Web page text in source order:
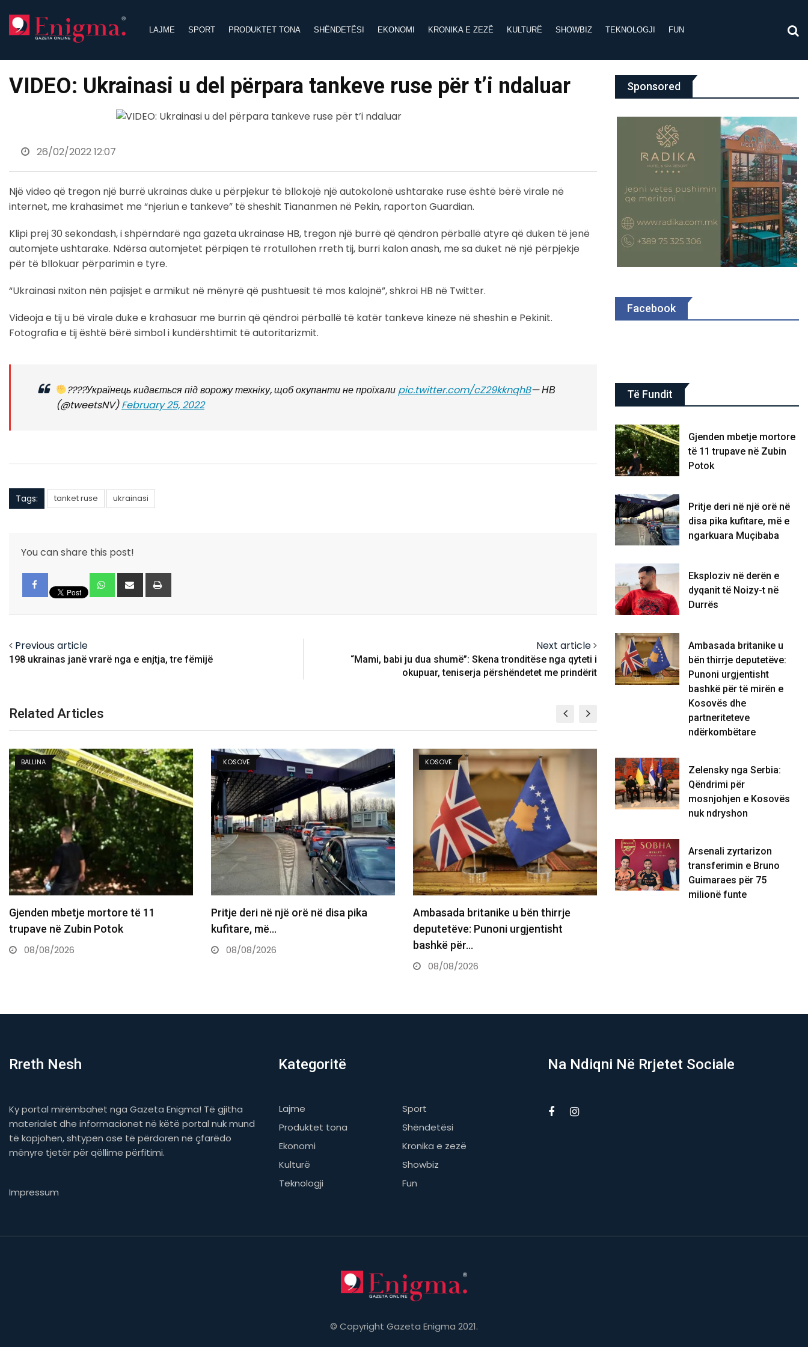
content
LAJME SPORT PRODUKTET TONA SHËNDETËSI EKONOMI KRONIKA E ZEZË KULTURË SHOWBIZ TEKNOLOGJI FUN
VIDEO: Ukrainasi u del përpara tankeve ruse për t’i ndaluar
26/02/2022 12:07
Një video që tregon një burrë ukrainas duke u përpjekur të bllokojë një autokolonë ushtarake ruse është bërë virale në
internet, me krahasimet me “njeriun e tankeve” të sheshit Tiananmen në Pekin, raporton Guardian.
Klipi prej 30 sekondash, i shpërndarë nga gazeta ukrainase HB, tregon një burrë që qëndron përballë atyre që duken të jenë
automjete ushtarake. Ndërsa automjetet përpiqen të rrotullohen rreth tij, burri kalon anash, me sa duket në një përpjekje
për të bllokuar përparimin e tyre.
“Ukrainasi nxiton nën pajisjet e armikut në mënyrë që pushtuesit të mos kalojnë”, shkroi HB në Twitter.
Videoja e tij u bë virale duke e krahasuar me burrin që qëndroi përballë të katër tankeve kineze në sheshin e Pekinit.
Fotografia e tij është bërë simbol i kundërshtimit të autoritarizmit.
????Українець кидається під ворожу техніку, щоб окупанти не проїхали pic.twitter.com/cZ29kknqhB— НВ
(@tweetsNV)February 25, 2022
Tags: tanket ruse ukrainasi
You can share this post!
Whatsapp
Share
via
Previous article
198 ukrainas janë vrarë nga e enjtja, tre fëmijë
Next article
“Mami, babi ju dua shumë”: Skena tronditëse nga qyteti i
okupuar, teniserja përshëndetet me prindërit
Related Articles
BALLINA
Gjenden mbetje mortore të 11
trupave në Zubin Potok
08/08/2026
KOSOVË
Pritje deri në një orë në disa pika
kufitare, më…
08/08/2026
KOSOVË
Ambasada britanike u bën thirrje
deputetëve: Punoni urgjentisht
bashkë për…
08/08/2026
LAJME
Sponsored
Facebook
Të Fundit
Gjenden mbetje mortore
të 11 trupave në Zubin
Potok
Pritje deri në një orë në
disa pika kufitare, më e
ngarkuara Muçibaba
Eksploziv në derën e
dyqanit të Noizy-t në
Durrës
Ambasada britanike u
bën thirrje deputetëve:
Punoni urgjentisht
bashkë për të mirën e
Kosovës dhe
partneriteteve
ndërkombëtare
Zelensky nga Serbia:
Qëndrimi për
mosnjohjen e Kosovës
nuk ndryshon
Arsenali zyrtarizon
transferimin e Bruno
Guimaraes për 75
milionë funte
Rreth Nesh
Ky portal mirëmbahet nga Gazeta Enigma! Të gjitha
materialet dhe informacionet në këtë portal nuk mund
të kopjohen, shtypen ose të përdoren në çfarëdo
mënyre tjetër për qëllime përfitimi.
Impressum
Kategoritë
Lajme
Sport
Produktet tona
Shëndetësi
Ekonomi
Kronika e zezë
Kulturë
Showbiz
Teknologji
Fun
Na Ndiqni Në Rrjetet Sociale
© Copyright Gazeta Enigma 2021.